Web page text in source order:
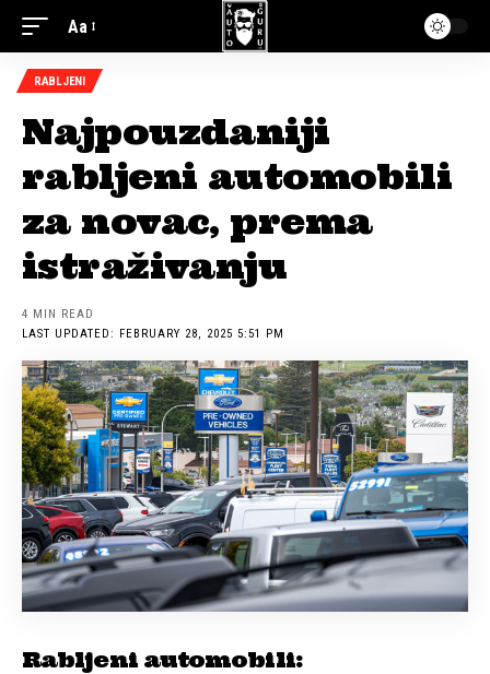
Aa
RABLJENI
Najpouzdaniji
rabljeni automobili
za novac, prema
istraživanju
LAST UPDATED: FEBRUARY 28, 2025 5:51 PM
4 MIN READ
Rabljeni automobili: